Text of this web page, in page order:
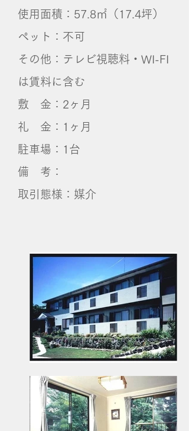
使用面積：57.8㎡（17.4坪）
ペット：不可
その他：テレビ視聴料・WI-FI
は賃料に含む
敷 金：2ヶ月
礼 金：1ヶ月
​駐車場：​1台
備 考：​
取引態様：媒介